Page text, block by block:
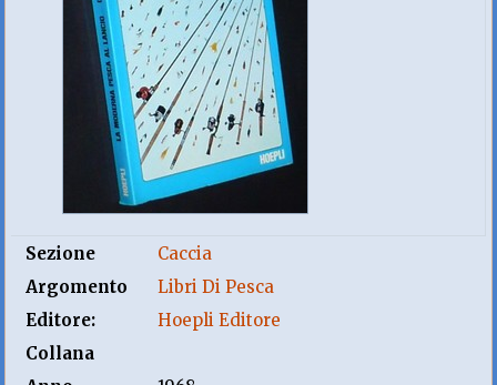
Sezione
Caccia
Argomento
Libri Di Pesca
Editore:
Hoepli Editore
Collana